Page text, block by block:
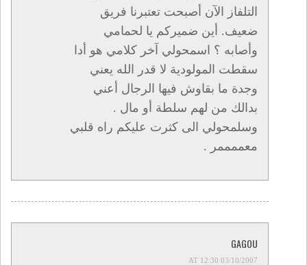
التلفاز الآن أصبحت تعتبرنا فريق
ضعيف. أين ضميركم يا لحمامي
وأصابه ؟ اسمحولي آخر كلامي هو أدا
سقطت المولودية لا قدر الله يعني
وجدة ما بقاوش فيها الرجال أعني
بدالك من لهم سلطة أو مال .
وسلمحولي الى كثرت عليكم راه قلبي
معممممر .
GAGOU
03/10/2007 AT 12:30